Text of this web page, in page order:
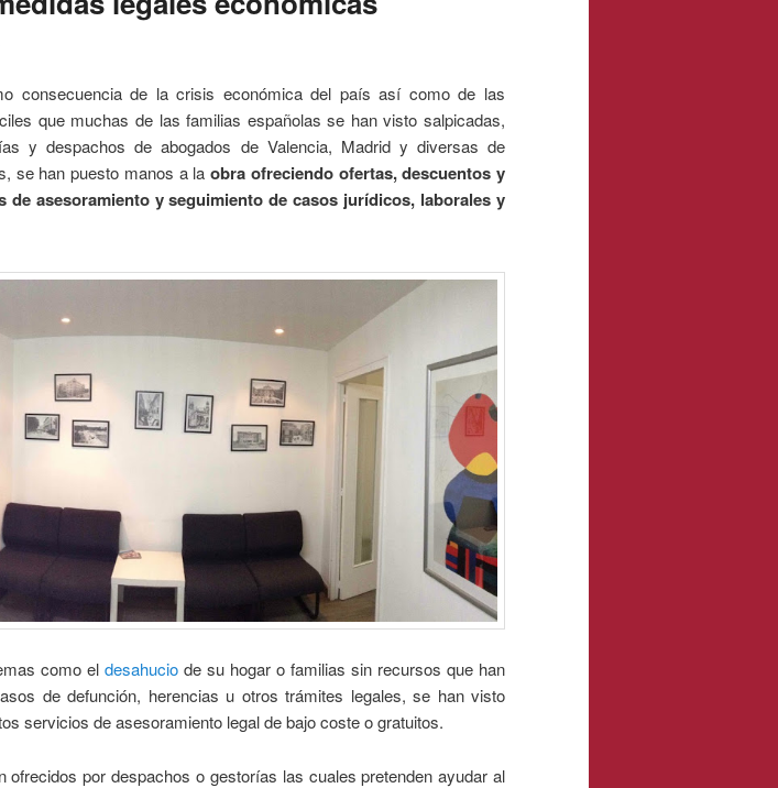
consecuencia de la crisis económica del país así como de las
que muchas de las familias españolas se han visto salpicadas,
y despachos de abogados de Valencia, Madrid y diversas de
se han puesto manos a la obra ofreciendo ofertas, descuentos y
de asesoramiento y seguimiento de casos jurídicos, laborales y
como el desahucio de su hogar o familias sin recursos que han
de defunción, herencias u otros trámites legales, se han visto
servicios de asesoramiento legal de bajo coste o gratuitos.
ofrecidos por despachos o gestorías las cuales pretenden ayudar al